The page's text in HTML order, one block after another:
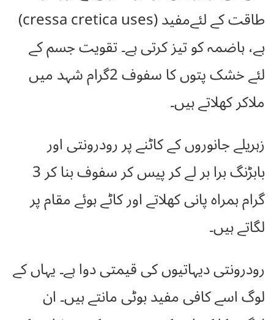
طاقت کے لئےمفید (cressa cretica uses)
ہے، ہاضمہ کو تیز کرتی ہے۔ تقویت جسم کے
لئے خشک پتوں کا سفوف 2گرام شہد میں
ملاکر کھلاتے ہیں۔
زہریلے جانوروں کے کاٹنے پر رودرونتی اور
بابڑنگ برا بر لے کر پیس کر سفوف بنا کر 3
گرام ہمراہ پانی کھلاتے اور کاٹے ہوئے مقام پر
لگاتے ہیں۔
رودرونتی دیہاتیوں کی قیمتی دوا ہے۔ یہاں کے
لوگ اسے کافی مفید بوٹی مانتے ہیں۔ ان